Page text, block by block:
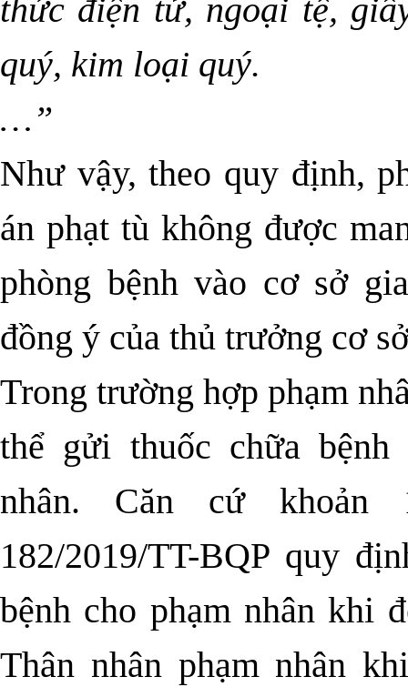
thức điện tử, ngoại tệ,
quý, kim loại quý.
…”
Như vậy, theo quy định,
án phạt tù không được
phòng bệnh vào cơ sở
đồng ý của thủ trưởng cơ
Trong trường hợp phạm
thể gửi thuốc chữa
nhân. Căn cứ
182/2019/TT-BQP quy
bệnh cho phạm nhân khi
Thân nhân phạm nhân